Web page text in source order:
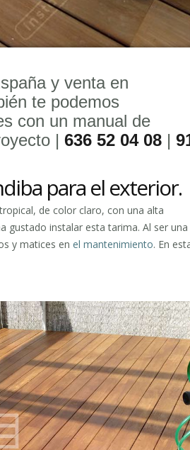
y venta en
te podemos
con un manual de
| 636 52 04 08 |
para el exterior.
de color claro, con una alta
gustado instalar esta tarima. Al ser una
y matices en el mantenimiento. En